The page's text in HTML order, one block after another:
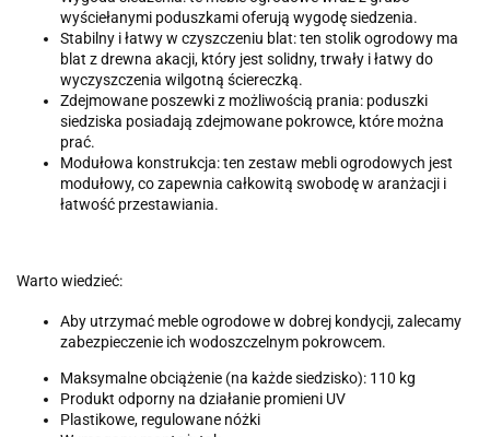
wyściełanymi poduszkami oferują wygodę siedzenia.
Stabilny i łatwy w czyszczeniu blat: ten stolik ogrodowy ma
blat z drewna akacji, który jest solidny, trwały i łatwy do
wyczyszczenia wilgotną ściereczką.
Zdejmowane poszewki z możliwością prania: poduszki
siedziska posiadają zdejmowane pokrowce, które można
prać.
Modułowa konstrukcja: ten zestaw mebli ogrodowych jest
modułowy, co zapewnia całkowitą swobodę w aranżacji i
łatwość przestawiania.
Warto wiedzieć:
Aby utrzymać meble ogrodowe w dobrej kondycji, zalecamy
zabezpieczenie ich wodoszczelnym pokrowcem.
Maksymalne obciążenie (na każde siedzisko): 110 kg
Produkt odporny na działanie promieni UV
Plastikowe, regulowane nóżki